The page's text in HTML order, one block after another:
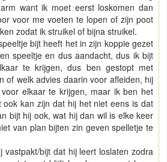
want ik moet eerst loskomen dan
voor me voeten te lopen of zijn poot
zodat ik struikel of bijna struikel.
bijt heeft het in zijn koppie gezet
speeltje en dus aandacht, dus ik bijt
te krijgen, dus ben gestopt met
of welk advies daarin voor afleiden, hij
elkaar te krijgen, maar ik ben het
kan zijn dat hij het niet eens is dat
bijt hij ook, wat hij dan wil is elke keer
van plan bijten zin geven spelletje te
vastpakt/bijt dat hij leert loslaten zodra